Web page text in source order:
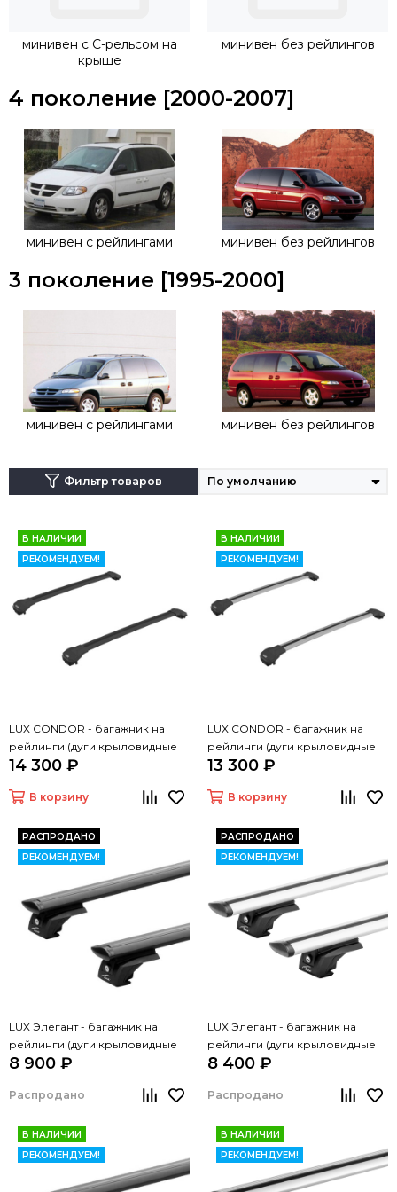
минивен с С-рельсом на
крыше
минивен без рейлингов
4 поколение [2000-2007]
минивен с рейлингами минивен без рейлингов
3 поколение [1995-2000]
минивен с рейлингами минивен без рейлингов
Фильтр товаров
В НАЛИЧИИ
РЕКОМЕНДУЕМ!
LUX CONDOR - багажник на
рейлинги (дуги крыловидные
черные 110 см)
14 300 ₽
В корзину
В НАЛИЧИИ
РЕКОМЕНДУЕМ!
LUX CONDOR - багажник на
рейлинги (дуги крыловидные
серые 110 см)
13 300 ₽
В корзину
РАСПРОДАНО
РЕКОМЕНДУЕМ!
LUX Элегант - багажник на
рейлинги (дуги крыловидные
черные, 1,3м)
8 900 ₽
Распродано
РАСПРОДАНО
РЕКОМЕНДУЕМ!
LUX Элегант - багажник на
рейлинги (дуги крыловидные
серые, 1,3м)
8 400 ₽
Распродано
В НАЛИЧИИ
РЕКОМЕНДУЕМ!
В НАЛИЧИИ
РЕКОМЕНДУЕМ!